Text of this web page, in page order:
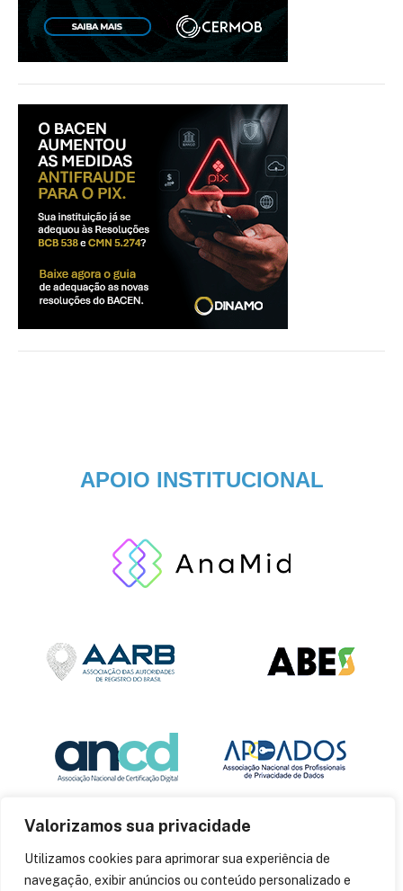
Valorizamos sua privacidade
Utilizamos cookies para aprimorar sua experiência de
navegação, exibir anúncios ou conteúdo personalizado e
APOIO INSTITUCIONAL